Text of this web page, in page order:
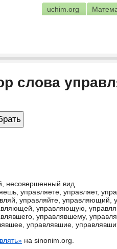
uchim.org
слова
несовершенный вид
управляете, управляет,
управляйте,
управляющую,
управлявшему,
управлявшие,
на sinonim.org.